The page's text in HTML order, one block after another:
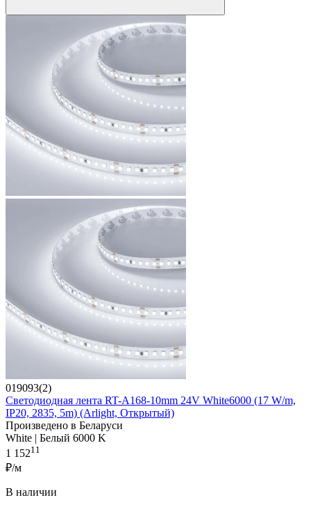
019093(2)
Светодиодная лента RT-A168-10mm 24V White6000 (17 W/m,
IP20, 2835, 5m) (Arlight, Открытый)
Произведено в Беларуси
White | Белый 6000 K
1 15211
₽/м
В наличии